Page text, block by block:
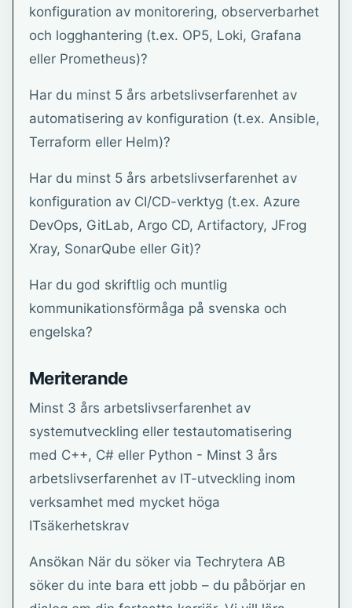
konfiguration av monitorering, observerbarhet
och logghantering (t.ex. OP5, Loki, Grafana
eller Prometheus)?
Har du minst 5 års arbetslivserfarenhet av
automatisering av konfiguration (t.ex. Ansible,
Terraform eller Helm)?
Har du minst 5 års arbetslivserfarenhet av
konfiguration av CI/CD-verktyg (t.ex. Azure
DevOps, GitLab, Argo CD, Artifactory, JFrog
Xray, SonarQube eller Git)?
Har du god skriftlig och muntlig
kommunikationsförmåga på svenska och
engelska?
Meriterande
Minst 3 års arbetslivserfarenhet av
systemutveckling eller testautomatisering
med C++, C# eller Python - Minst 3 års
arbetslivserfarenhet av IT-utveckling inom
verksamhet med mycket höga
ITsäkerhetskrav
Ansökan När du söker via Techrytera AB
söker du inte bara ett jobb – du påbörjar en